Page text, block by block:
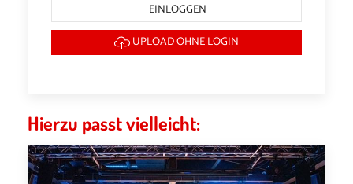
EINLOGGEN
UPLOAD OHNE LOGIN
Hierzu passt vielleicht: